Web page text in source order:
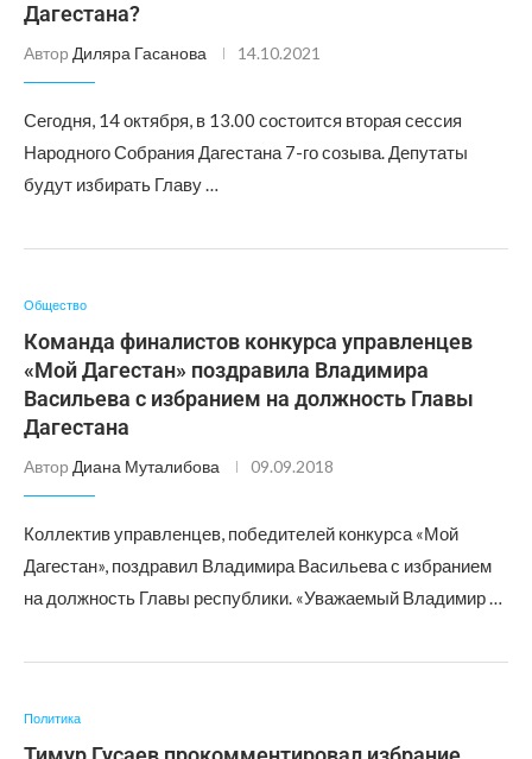
Дагестана?
Автор Диляра Гасанова 14.10.2021
Сегодня, 14 октября, в 13.00 состоится вторая сессия
Народного Собрания Дагестана 7-го созыва. Депутаты
будут избирать Главу …
Общество
Команда финалистов конкурса управленцев
«Мой Дагестан» поздравила Владимира
Васильева с избранием на должность Главы
Дагестана
Автор Диана Муталибова 09.09.2018
Коллектив управленцев, победителей конкурса «Мой
Дагестан», поздравил Владимира Васильева с избранием
на должность Главы республики. «Уважаемый Владимир …
Политика